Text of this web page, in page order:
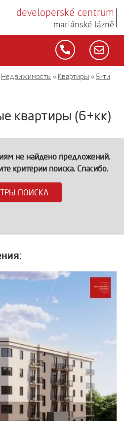
developerské centrum
mariánské lázně
Недвижимость » Квартиры » 5-ти
квартиры (6+кк)
не найдено предложений.
критерии поиска. Спасибо.
ПОИСКА